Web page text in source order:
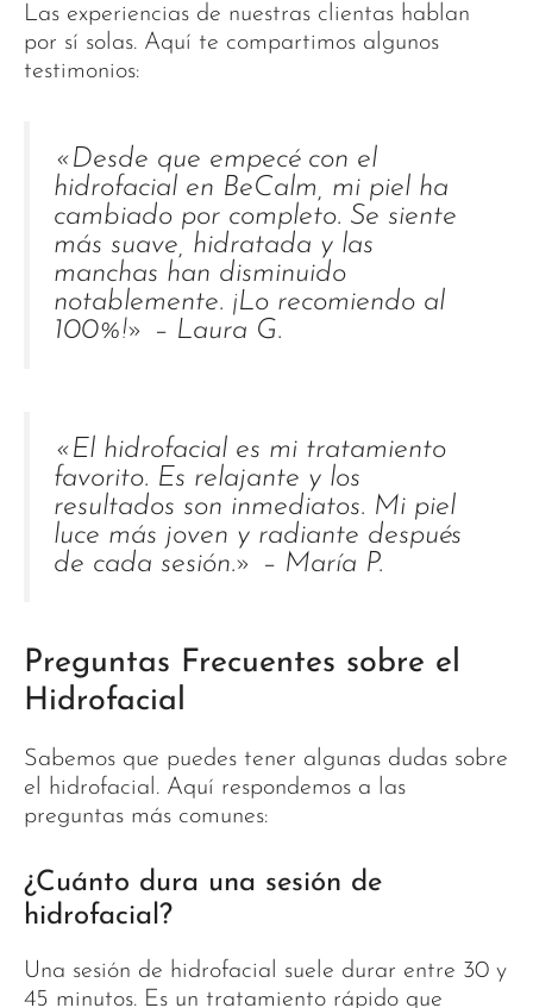
Las experiencias de nuestras clientas hablan
por sí solas. Aquí te compartimos algunos
testimonios:
«Desde que empecé con el
hidrofacial en BeCalm, mi piel ha
cambiado por completo. Se siente
más suave, hidratada y las
manchas han disminuido
notablemente. ¡Lo recomiendo al
100%!» – Laura G.
«El hidrofacial es mi tratamiento
favorito. Es relajante y los
resultados son inmediatos. Mi piel
luce más joven y radiante después
de cada sesión.» – María P.
Preguntas Frecuentes sobre el
Hidrofacial
Sabemos que puedes tener algunas dudas sobre
el hidrofacial. Aquí respondemos a las
preguntas más comunes:
¿Cuánto dura una sesión de
hidrofacial?
Una sesión de hidrofacial suele durar entre 30 y
45 minutos. Es un tratamiento rápido que